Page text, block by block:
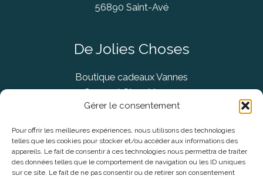
Gérer le consentement
Pour offrir les meilleures expériences, nous utilisons des technologies
telles que les cookies pour stocker et/ou accéder aux informations des
appareils. Le fait de consentir à ces technologies nous permettra de traiter
des données telles que le comportement de navigation ou les ID uniques
sur ce site. Le fait de ne pas consentir ou de retirer son consentement
56890 Saint-Avé
De Jolies Choses
Boutique cadeaux Vannes
Concept Store Vannes
Informations légales